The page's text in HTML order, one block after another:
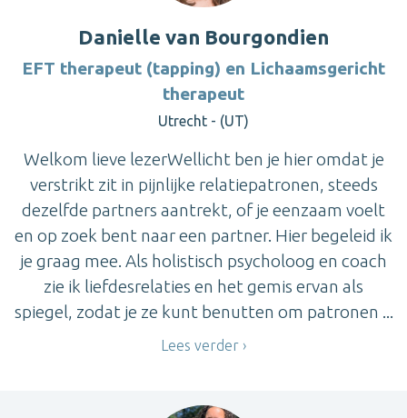
Danielle van Bourgondien
EFT therapeut (tapping) en Lichaamsgericht
therapeut
Utrecht - (UT)
Welkom lieve lezerWellicht ben je hier omdat je
verstrikt zit in pijnlijke relatiepatronen, steeds
dezelfde partners aantrekt, of je eenzaam voelt
en op zoek bent naar een partner. Hier begeleid ik
je graag mee. Als holistisch psycholoog en coach
zie ik liefdesrelaties en het gemis ervan als
spiegel, zodat je ze kunt benutten om patronen ...
Lees verder